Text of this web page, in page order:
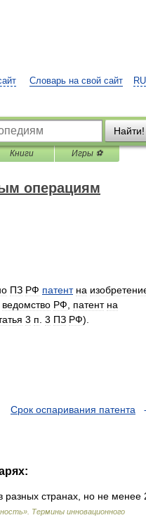
RU
Словарь на свой сайт
Найти!
Книги Игры ⚽
операциям
ПЗ РФ патент на
ведомство РФ патент на
3 п 3 ПЗ РФ).
Срок оспаривания патента
разных странах, но не менее
Термины инновационного